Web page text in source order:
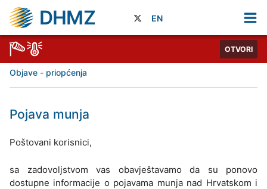
DHMZ EN
OTVORI
Objave - priopćenja
Pojava munja
Poštovani korisnici,
sa zadovoljstvom vas obavještavamo da su ponovo
dostupne informacije o pojavama munja nad Hrvatskom i